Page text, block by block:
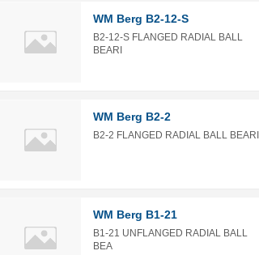
WM Berg B2-12-S
B2-12-S FLANGED RADIAL BALL
BEARI
WM Berg B2-2
B2-2 FLANGED RADIAL BALL BEARI
WM Berg B1-21
B1-21 UNFLANGED RADIAL BALL
BEA